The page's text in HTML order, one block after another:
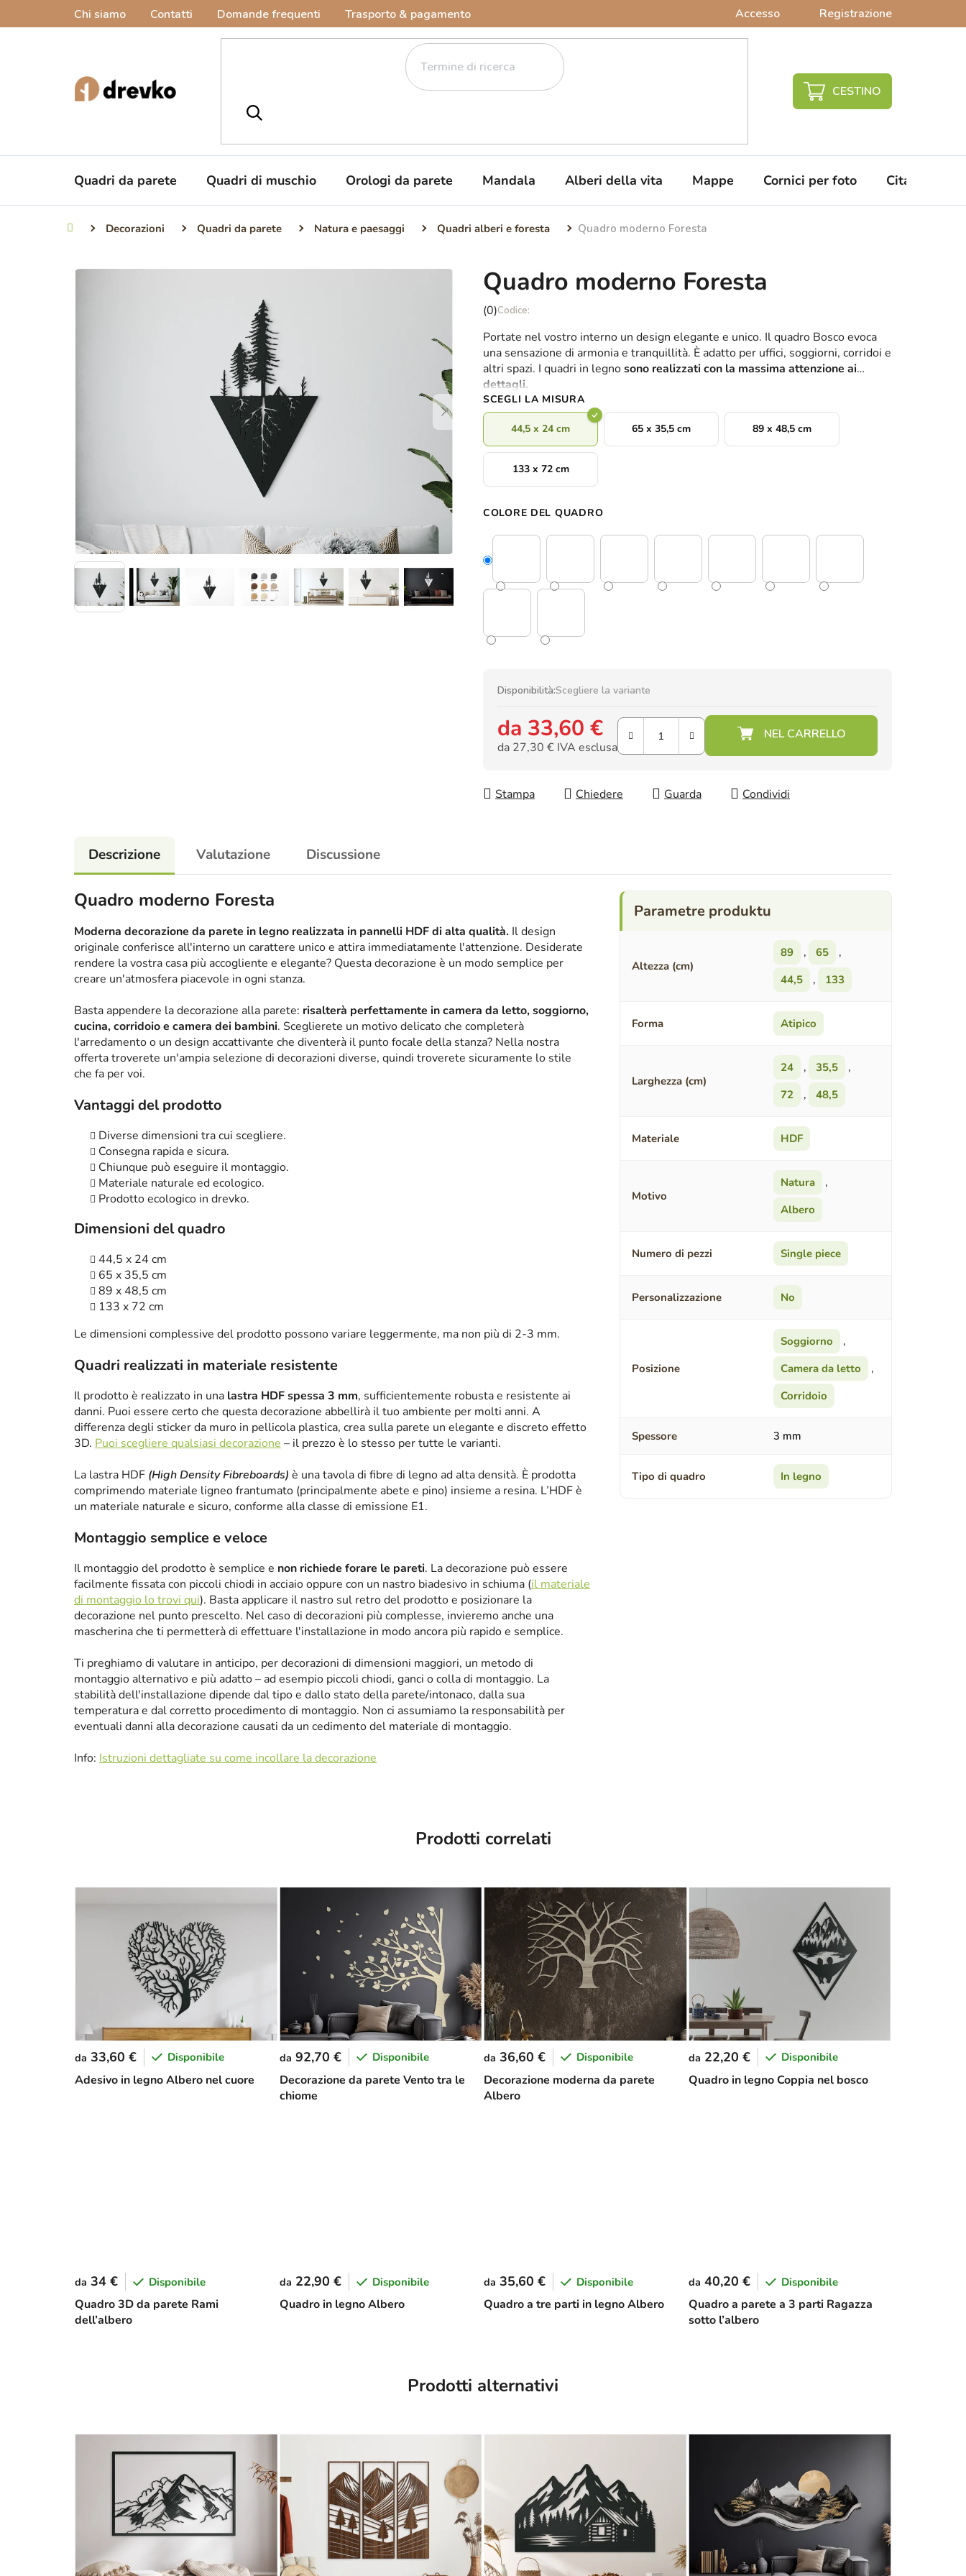
Chi siamo Contatti Domande frequenti Trasporto & pagamento Accesso Registrazione
CARRELLO
SPESA
Quadri da parete Quadri di muschio Orologi da parete Mandala Alberi della vita Mappe Cornici per foto Citazioni da
Casa Decorazioni Quadri da parete Natura e paesaggi Quadri alberi e foresta Quadro moderno Foresta
Quadro moderno Foresta
La
media
del
prodotto
è
0,0
su
stelle.
(0)
Portate nel vostro interno un design elegante e unico. Il quadro Bosco evoca
una sensazione di armonia e tranquillità. È adatto per uffici, soggiorni, corridoi e
altri spazi. I quadri in legnosono realizzati con la massima attenzione ai
dettagli.
SCEGLI LA MISURA
44,5 x 24 cm 65 x 35,5 cm 89 x 48,5 cm
133 x 72 cm
COLORE DEL QUADRO
Disponibilità:Scegliere la variante
da 33,60 €
da 27,30 € IVA esclusa
Stampa
Chiedere Guarda Condividi
Descrizione Valutazione Discussione
Quadro moderno Foresta
Moderna decorazione da parete in legno realizzata in pannelli HDF di alta qualità. Il design
originale conferisce all'interno un carattere unico e attira immediatamente l'attenzione. Desiderate
rendere la vostra casa più accogliente e elegante? Questa decorazione è un modo semplice per
creare un'atmosfera piacevole in ogni stanza.
Basta appendere la decorazione alla parete: risalterà perfettamente in camera da letto, soggiorno,
cucina, corridoio e camera dei bambini. Sceglierete un motivo delicato che completerà
l'arredamento o un design accattivante che diventerà il punto focale della stanza? Nella nostra
offerta troverete un'ampia selezione di decorazioni diverse, quindi troverete sicuramente lo stile
che fa per voi.
Vantaggi del prodotto
Diverse dimensioni tra cui scegliere.
Consegna rapida e sicura.
Chiunque può eseguire il montaggio.
Materiale naturale ed ecologico.
Prodotto ecologico in drevko.
Dimensioni del quadro
44,5 x 24 cm
65 x 35,5 cm
89 x 48,5 cm
133 x 72 cm
Le dimensioni complessive del prodotto possono variare leggermente, ma non più di 2-3 mm.
Quadri realizzati in materiale resistente
Il prodotto è realizzato in una lastra HDF spessa 3 mm, sufficientemente robusta e resistente ai
danni. Puoi essere certo che questa decorazione abbellirà il tuo ambiente per molti anni. A
differenza degli sticker da muro in pellicola plastica, crea sulla parete un elegante e discreto effetto
3D. Puoi scegliere qualsiasi decorazione – il prezzo è lo stesso per tutte le varianti.
La lastra HDF (High Density Fibreboards) è una tavola di fibre di legno ad alta densità. È prodotta
comprimendo materiale ligneo frantumato (principalmente abete e pino) insieme a resina. L’HDF è
un materiale naturale e sicuro, conforme alla classe di emissione E1.
Montaggio semplice e veloce
Il montaggio del prodotto è semplice e non richiede forare le pareti. La decorazione può essere
facilmente fissata con piccoli chiodi in acciaio oppure con un nastro biadesivo in schiuma (il materiale
di montaggio lo trovi qui). Basta applicare il nastro sul retro del prodotto e posizionare la
decorazione nel punto prescelto. Nel caso di decorazioni più complesse, invieremo anche una
mascherina che ti permetterà di effettuare l'installazione in modo ancora più rapido e semplice.
Ti preghiamo di valutare in anticipo, per decorazioni di dimensioni maggiori, un metodo di
montaggio alternativo e più adatto – ad esempio piccoli chiodi, ganci o colla di montaggio. La
stabilità dell'installazione dipende dal tipo e dallo stato della parete/intonaco, dalla sua
temperatura e dal corretto procedimento di montaggio. Non ci assumiamo la responsabilità per
eventuali danni alla decorazione causati da un cedimento del materiale di montaggio.
Info: Istruzioni dettagliate su come incollare la decorazione
Altezza (cm)
89 , 65
,
44,5
, 133
Forma Atipico
Larghezza (cm)
24 , 35,5
,
72
, 48,5
Materiale HDF
Motivo
Natura
,
Albero
Numero di pezzi Single piece
Personalizzazione No
Posizione
Soggiorno
,
Camera da letto
,
Corridoio
Spessore 3 mm
Tipo di quadro In legno
Prodotti correlati
Adesivo in legno Albero nel cuore
da 33,60 € Disponibile
Decorazione da parete Vento tra le
chiome
da 92,70 € Disponibile
Decorazione moderna da parete
Albero
da 36,60 € Disponibile
Quadro in legno Coppia nel bosco
da 22,20 € Disponibile
Quadro 3D da parete Rami
dell’albero
da 34 € Disponibile
Quadro in legno Albero
da 22,90 € Disponibile
Quadro a tre parti in legno Albero
da 35,60 € Disponibile
Quadro a parete a 3 parti Ragazza
sotto l’albero
da 40,20 € Disponibile
Prodotti alternativi